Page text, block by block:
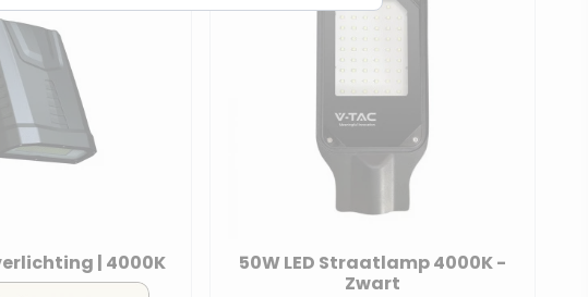
| 4000K
50W LED Straatlamp 4000K -
Zwart